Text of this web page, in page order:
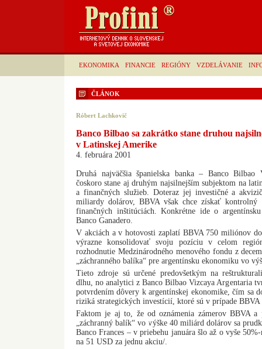
EKONOMIKA FINANCIE REGIÓNY VZDELÁVANIE
ČLÁNOK
Róbert Lachkovič
Banco Bilbao sa zakrátko stane druhou
v Latinskej Amerike
4. februára 2001
Druhá najväčšia španielska banka – Banco Bilbao
čoskoro stane aj druhým najsilnejším subjektom na
a finančných služieb. Doteraz jej investičné a
miliardy dolárov, BBVA však chce získať
finančných inštitúciách. Konkrétne ide o
Banco Ganadero.
V akciách a v hotovosti zaplatí BBVA 750 miliónov
výrazne konsolidovať svoju pozíciu v celom
rozhodnutie Medzinárodného menového fondu z
„záchranného balíka“ pre argentínsku ekonomiku vo
Tieto zdroje sú určené predovšetkým na
dlhu, no analytici z Banco Bilbao Vizcaya Argentaria
potvrdením dôvery k argentínskej ekonomike, čím sa
riziká strategických investícií, ktoré sú v prípade BBVA
Faktom je aj to, že od oznámenia zámerov BBVA
„záchranný balík“ vo výške 40 miliárd dolárov sa
Banco Frances – v priebehu januára šlo až o vyše
na 51 USD za jednu akciu/.